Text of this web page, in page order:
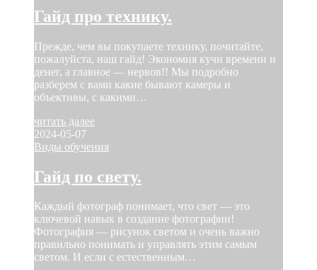
Гайд про технику.
Прежде, чем вы покупаете технику, почитайте,
пожалуйста, наш гайд! Экономия кучи времени и
денег, а главное — нервов!! Мы подробно
разберем с вами какие бывают камеры и
объективы, с какими…
читать далее
2024-05-07
Виды обучения
Гайд по свету.
Каждый фотограф понимает, что свет — это
ключевой навык в создание фотографии!
Фотография — рисунок светом и очень важно
правильно понимать и управлять этим самым
светом. И если с естественным…